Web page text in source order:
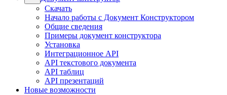
Скачать
Начало работы с Документ Конструктором
Общие сведения
Примеры документ конструктора
Установка
Интеграционное API
API текстового документа
API таблиц
API презентаций
Новые возможности